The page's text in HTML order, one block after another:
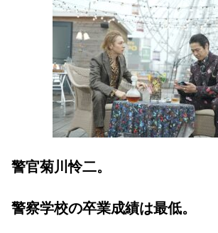
警官菊川怜二。
警察学校の卒業成績は最低。